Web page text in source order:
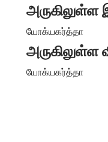
அருகிலுள்ள
யோக்யகர்த்தா
அருகிலுள்ள
யோக்யகர்த்தா